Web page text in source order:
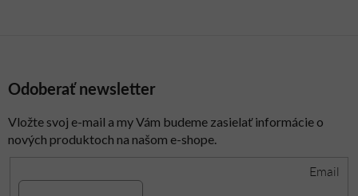
Odoberať newsletter
Vložte svoj e-mail a my Vám budeme zasielať informácie o
nových produktoch na našom e-shope.
Email